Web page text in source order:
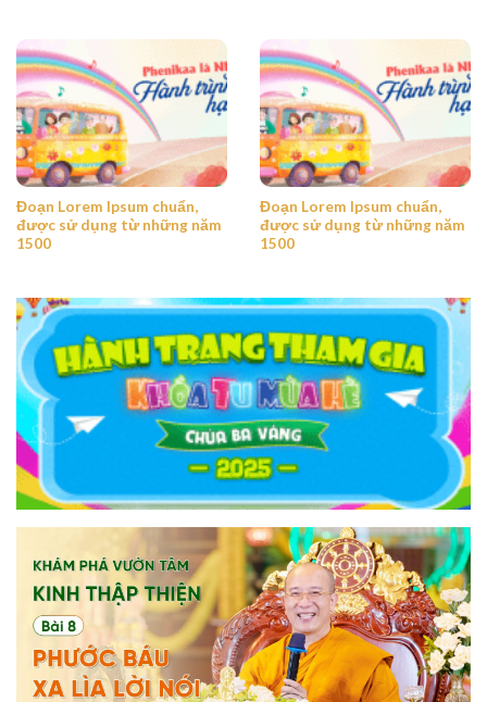
Đoạn Lorem Ipsum chuẩn,
được sử dụng từ những năm
1500
Đoạn Lorem Ipsum chuẩn,
được sử dụng từ những năm
1500